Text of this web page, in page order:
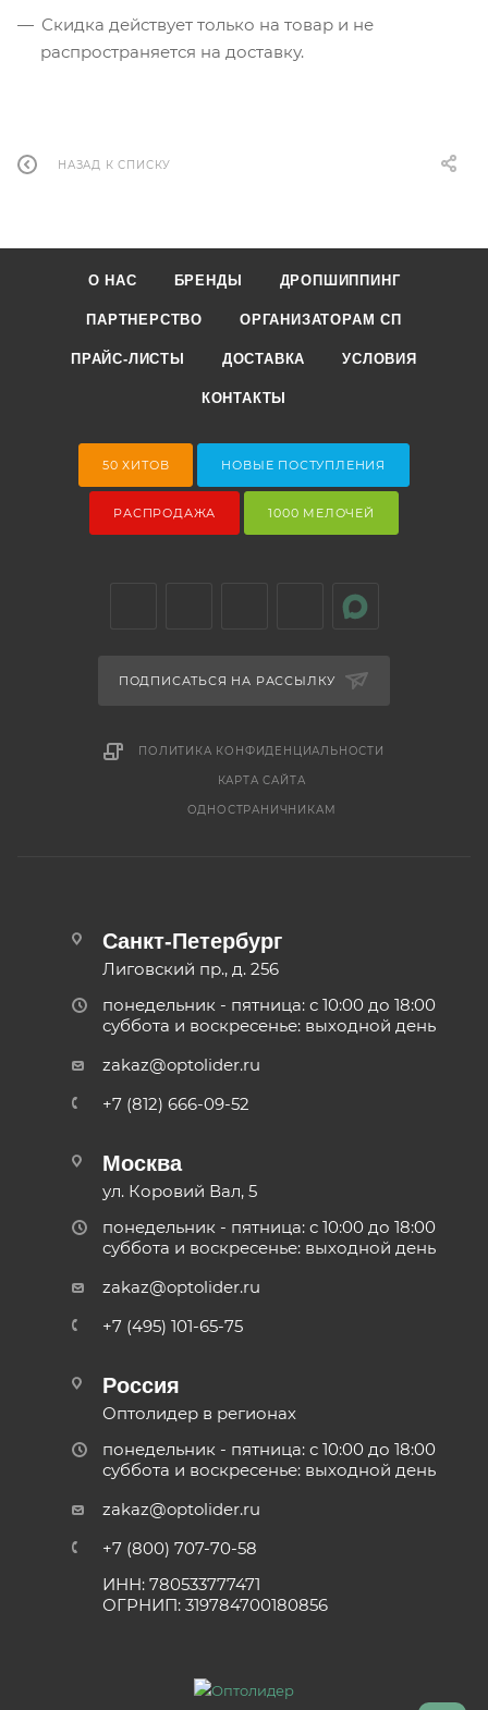
Скидка действует только на товар и не
распространяется на доставку.
НАЗАД К СПИСКУ
О НАС БРЕНДЫ ДРОПШИППИНГ
ПАРТНЕРСТВО ОРГАНИЗАТОРАМ СП
ПРАЙС-ЛИСТЫ ДОСТАВКА УСЛОВИЯ
КОНТАКТЫ
50 ХИТОВ НОВЫЕ ПОСТУПЛЕНИЯ
РАСПРОДАЖА 1000 МЕЛОЧЕЙ
ПОДПИСАТЬСЯ НА РАССЫЛКУ
ПОЛИТИКА КОНФИДЕНЦИАЛЬНОСТИ
КАРТА САЙТА
ОДНОСТРАНИЧНИКАМ
Санкт-Петербург
Лиговский пр., д. 256
понедельник - пятница: с 10:00 до 18:00
суббота и воскресенье: выходной день
zakaz@optolider.ru
+7 (812) 666-09-52
Москва
ул. Коровий Вал, 5
понедельник - пятница: с 10:00 до 18:00
суббота и воскресенье: выходной день
zakaz@optolider.ru
+7 (495) 101-65-75
Россия
Оптолидер в регионах
понедельник - пятница: с 10:00 до 18:00
суббота и воскресенье: выходной день
zakaz@optolider.ru
+7 (800) 707-70-58
ИНН: 780533777471
ОГРНИП: 319784700180856